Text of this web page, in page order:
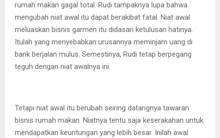
rumah makan gagal total. Rudi tampaknya lupa bahwa
mengubah niat awal itu dapat berakibat fatal. Niat awal
meluaskan bisnis garmen itu didasari ketulusan hatinya.
Itulah yang menyebabkan urusannya meminjam uang di
bank berjalan mulus. Semestinya, Rudi tetap berpegang
teguh dengan niat awalnya ini.
Tetapi niat awal itu berubah seiring datangnya tawaran
bisnis rumah makan. Niatnya tentu saja keserakahan untuk
mendapatkan keuntungan yang lebih besar. Inilah awal